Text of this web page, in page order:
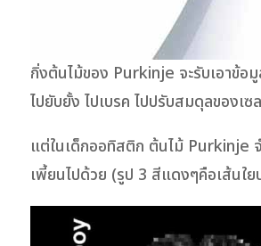
กิ่งต้นไม้ของ Purkinje จะรับเอาข้
ไปยับยั้ง ไปเบรค ไปปรับสมดุลของ
แต่ในเด็กออทิสติก ต้นไม้ Purkinje
เพี้ยนไปด้วย (รูป 3 สีแดงๆคือเส้นใย